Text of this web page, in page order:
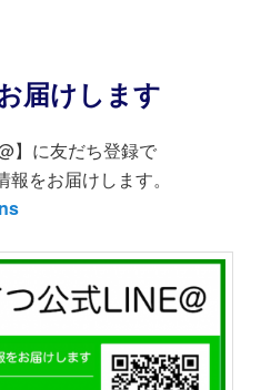
届けします
】に友だち登録で
をお届けします。